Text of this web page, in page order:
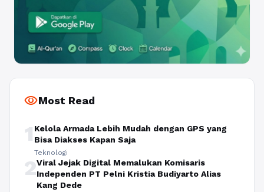
visibilityMost Read
1 Kelola Armada Lebih Mudah dengan GPS yang
Bisa Diakses Kapan Saja
Teknologi
2Viral Jejak Digital Memalukan Komisaris
Independen PT Pelni Kristia Budiyarto Alias
Kang Dede